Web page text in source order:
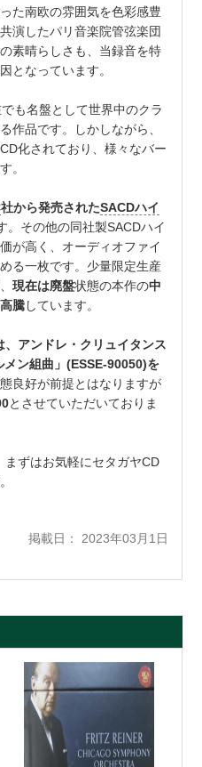
た南欧の雰囲気を色彩感豊
演したパリ音楽院管弦楽団
素晴らしさも、当録音を特
となっています。
も名盤として世界中のクラ
作品です。しかしながら、
化されており、様々なバー
。
社から発売されたSACDハイ
。その他の同社製SACDハイ
が高く、オーディオファイ
る一枚です。少量限定生産
現在は廃盤状態の本作の中
騰しています。
アンドレ・クリュイタンス
ン組曲」(ESSE-90050)を
良好が前提とはなりますが
とさせていただいておりま
ずはお気軽にセタガヤCD
掲載日： 2023年03月1日